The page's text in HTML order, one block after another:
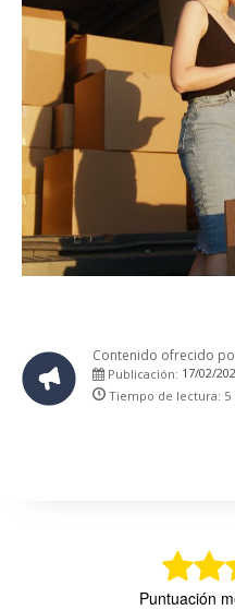
Contenido ofrecido
Publicación: 17/02/
Tiempo de lectura: 5
Puntuación